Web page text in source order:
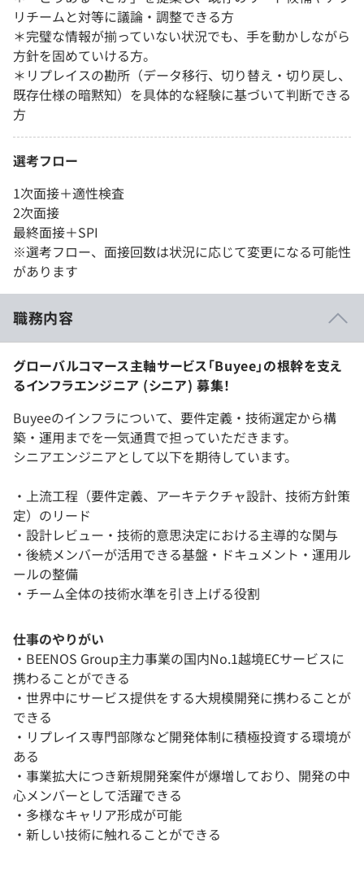
リチームと対等に議論・調整できる方
＊完璧な情報が揃っていない状況でも、手を動かしながら
方針を固めていける方。
＊リプレイスの勘所（データ移行、切り替え・切り戻し、
既存仕様の暗黙知）を具体的な経験に基づいて判断できる
方
選考フロー
1次面接＋適性検査
2次面接
最終面接＋SPI
※選考フロー、面接回数は状況に応じて変更になる可能性
があります
職務内容
グローバルコマース主軸サービス「Buyee」の根幹を支え
るインフラエンジニア (シニア) 募集！
Buyeeのインフラについて、要件定義・技術選定から構
築・運用までを一気通貫で担っていただきます。
シニアエンジニアとして以下を期待しています。
・上流工程（要件定義、アーキテクチャ設計、技術方針策
定）のリード
・設計レビュー・技術的意思決定における主導的な関与
・後続メンバーが活用できる基盤・ドキュメント・運用ル
ールの整備
・チーム全体の技術水準を引き上げる役割
仕事のやりがい
・BEENOS Group主力事業の国内No.1越境ECサービスに
携わることができる
・世界中にサービス提供をする大規模開発に携わることが
できる
・リプレイス専門部隊など開発体制に積極投資する環境が
ある
・事業拡大につき新規開発案件が爆増しており、開発の中
心メンバーとして活躍できる
・多様なキャリア形成が可能
・新しい技術に触れることができる